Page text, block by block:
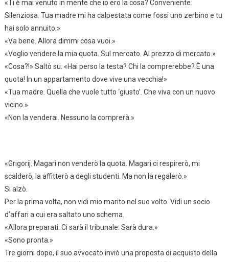
«Ti è mai venuto in mente che io ero la cosa? Conveniente.
Silenziosa. Tua madre mi ha calpestata come fossi uno zerbino e tu
hai solo annuito.»
«Va bene. Allora dimmi cosa vuoi.»
«Voglio vendere la mia quota. Sul mercato. Al prezzo di mercato.»
«Cosa?!» Saltò su. «Hai perso la testa? Chi la comprerebbe? È una
quota! In un appartamento dove vive una vecchia!»
«Tua madre. Quella che vuole tutto ‘giusto’. Che viva con un nuovo
vicino.»
«Non la venderai. Nessuno la comprerà.»
«Grigorij. Magari non venderò la quota. Magari ci respirerò, mi
scalderò, la affitterò a degli studenti. Ma non la regalerò.»
Si alzò.
Per la prima volta, non vidi mio marito nel suo volto. Vidi un socio
d’affari a cui era saltato uno schema.
«Allora preparati. Ci sarà il tribunale. Sarà dura.»
«Sono pronta.»
Tre giorni dopo, il suo avvocato inviò una proposta di acquisto della